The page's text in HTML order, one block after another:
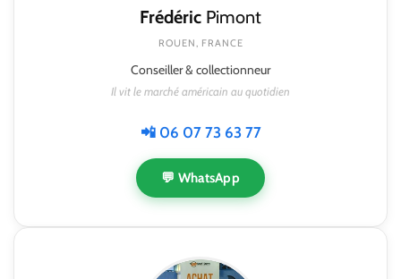
Frédéric Pimont
ROUEN, FRANCE
Conseiller & collectionneur
Il vit le marché américain au quotidien
📲 06 07 73 63 77
💬 WhatsApp